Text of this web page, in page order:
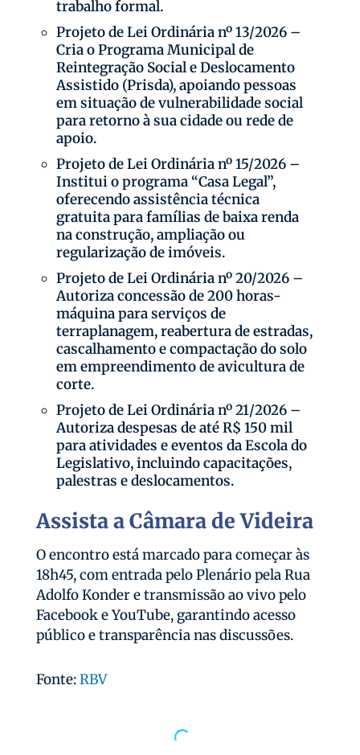
trabalho formal.
Projeto de Lei Ordinária nº 13/2026 –
Cria o Programa Municipal de
Reintegração Social e Deslocamento
Assistido (Prisda), apoiando pessoas
em situação de vulnerabilidade social
para retorno à sua cidade ou rede de
apoio.
Projeto de Lei Ordinária nº 15/2026 –
Institui o programa “Casa Legal”,
oferecendo assistência técnica
gratuita para famílias de baixa renda
na construção, ampliação ou
regularização de imóveis.
Projeto de Lei Ordinária nº 20/2026 –
Autoriza concessão de 200 horas-
máquina para serviços de
terraplanagem, reabertura de estradas,
cascalhamento e compactação do solo
em empreendimento de avicultura de
corte.
Projeto de Lei Ordinária nº 21/2026 –
Autoriza despesas de até R$ 150 mil
para atividades e eventos da Escola do
Legislativo, incluindo capacitações,
palestras e deslocamentos.
Assista a Câmara de Videira
O encontro está marcado para começar às
18h45, com entrada pelo Plenário pela Rua
Adolfo Konder e transmissão ao vivo pelo
Facebook e YouTube, garantindo acesso
público e transparência nas discussões.
Fonte:RBV